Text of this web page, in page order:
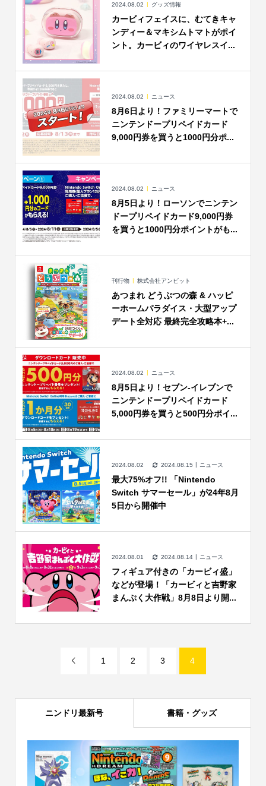
2024.08.02 グッズ情報
カービィフェイスに、むてきキャ
ンディー＆マキシムトマトがポイ
ント。カービィのワイヤレスイ...
2024.08.02 ニュース
8月6日より！ファミリーマートで
ニンテンドープリペイドカード
9,000円券を買うと1000円分ポ...
2024.08.02 ニュース
8月5日より！ローソンでニンテン
ドープリペイドカード9,000円券
を買うと1000円分ポイントがも...
刊行物 株式会社アンビット
あつまれ どうぶつの森 & ハッピ
ーホームパラダイス・大型アップ
デート全対応 最終完全攻略本+...
2024.08.02 ニュース
8月5日より！セブン‐イレブンで
ニンテンドープリペイドカード
5,000円券を買うと500円分ポイ...
2024.08.02 2024.08.15 ニュース
最大75%オフ!! 「Nintendo
Switch サマーセール」が24年8月
5日から開催中
2024.08.01 2024.08.14 ニュース
フィギュア付きの「カービィ盛」
などが登場！「カービィと吉野家
まんぷく大作戦」8月8日より開...
 1 2 3 4
ニンドリ最新号 書籍・グッズ